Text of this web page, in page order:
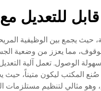
للتعديل مع
يجمع بين الوظيفية
مما يعزز من
الوصول. تعمل آلية
بالعمل. صُنع المكتب ليكون
مثالي لتنظيم مستلزمات